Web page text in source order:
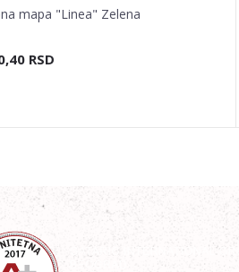
mapa "Linea" Zelena
RSD